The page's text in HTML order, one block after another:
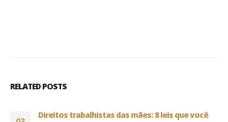
RELATEDPOSTS
Direitos trabalhistas das mães: 8 leis que você